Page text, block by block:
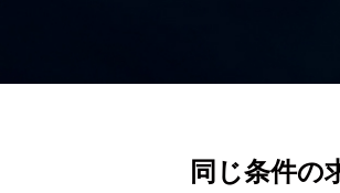
同じ条件の